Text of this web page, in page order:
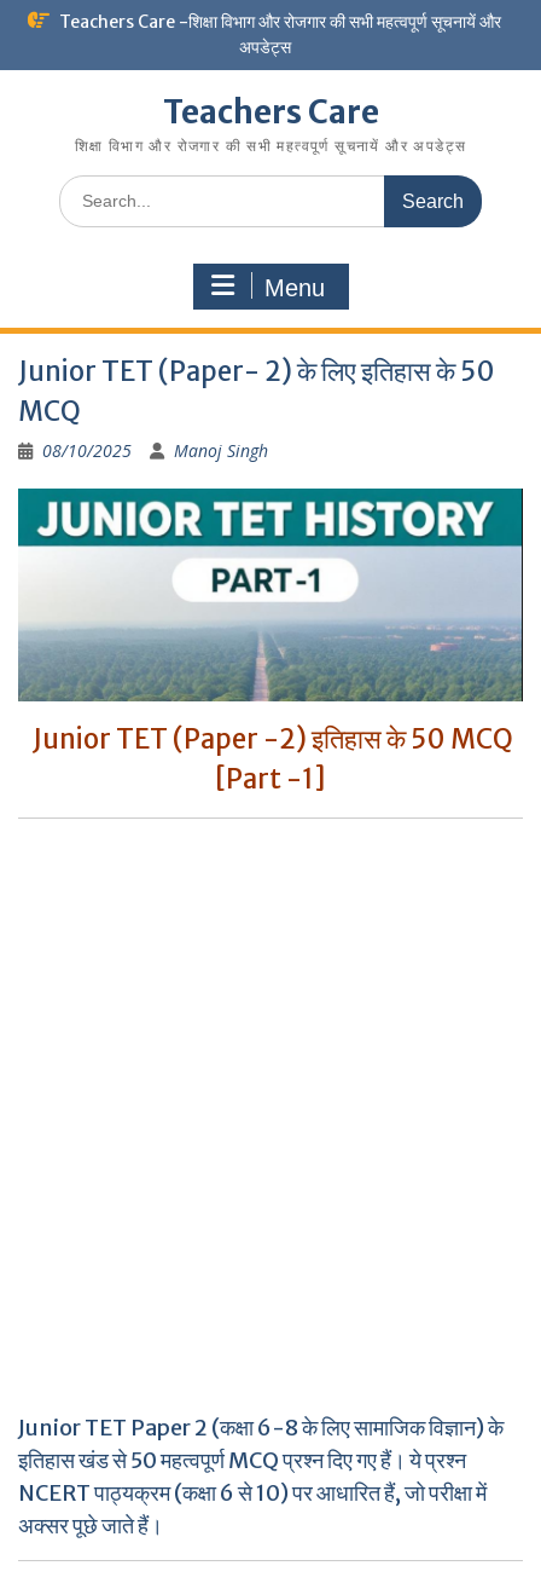
Skip
Teachers Care -शिक्षा विभाग और रोजगार की सभी महत्वपूर्ण सूचनायें और
अपडेट्स
Teachers Care
शिक्षा विभाग और रोजगार की सभी महत्वपूर्ण सूचनायें और अपडेट्स
Search
for:
Menu
Junior TET (Paper- 2) के लिए इतिहास के 50
MCQ
08/10/2025 Manoj Singh
Junior TET (Paper -2) इतिहास के 50 MCQ
[Part -1]
Junior TET Paper 2 (कक्षा 6-8 के लिए सामाजिक विज्ञान) के
इतिहास खंड से 50 महत्वपूर्ण MCQ प्रश्न दिए गए हैं। ये प्रश्न
NCERT पाठ्यक्रम (कक्षा 6 से 10) पर आधारित हैं, जो परीक्षा में
अक्सर पूछे जाते हैं।